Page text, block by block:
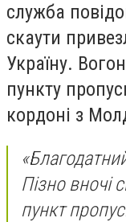
служба
скаути
Україну.
пункту
кордоні з
Пізно вночі
пункт